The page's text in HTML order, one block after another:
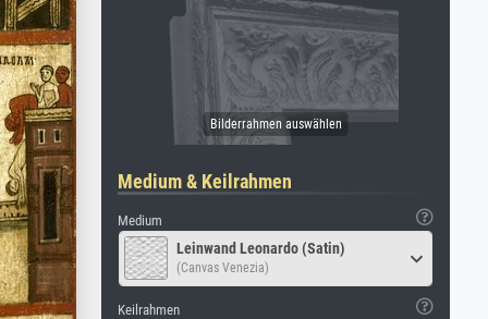
Medium & Keilrahmen
Medium
Leinwand Leonardo (Satin)
(Canvas Venezia)
Keilrahmen